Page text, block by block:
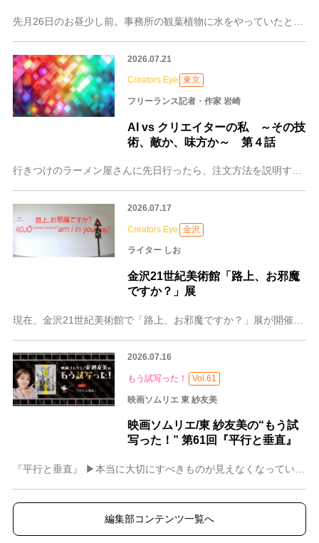
2026.07.21
Creators Eye 東京
フリーランス記者・作家 岩崎
AI vs クリエイターの私 ～その技
術、敵か、味方か～ 第４話
2026.07.17
Creators Eye 金沢
ライター しお
金沢21世紀美術館「路上、お邪魔
ですか？」展
2026.07.16
もう試写った！ Vol.61
映画ソムリエ 東 紗友美
映画ソムリエ/東 紗友美の“もう試
写った！” 第61回『平行と垂直』
編集部コンテンツ一覧へ